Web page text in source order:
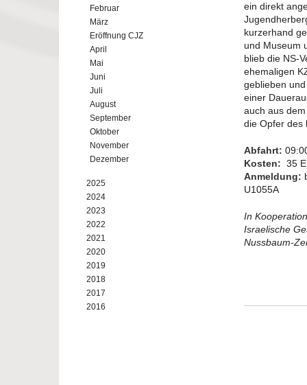
Februar
März
Eröffnung CJZ
April
Mai
Juni
Juli
August
September
Oktober
November
Dezember
2025
2024
2023
2022
2021
2020
2019
2018
2017
2016
ein direkt
kurzerhand
und Museum
blieb die NS-
ehemaligen
geblieben
einer
auch aus
die Opfer des
Abfahrt:
Kosten: 35
Anmeldung:
U1055A
In
Israelische
Nussbaum-